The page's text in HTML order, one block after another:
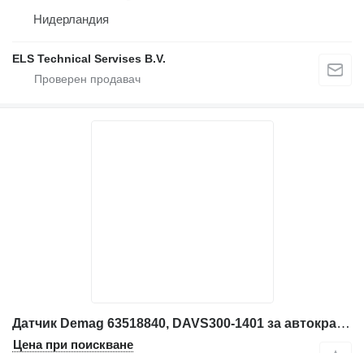
Нидерландия
ELS Technical Servises B.V.
Датчик Demag 63518840, DAVS300-1401 за автокран Demag AC300, CC1800, Grove-RT875
Цена при поискване